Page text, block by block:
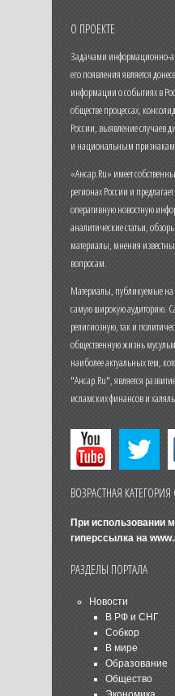
О ПРОЕКТЕ
Задачами информационно-
его появления является
информации о событиях в
обществе процессах,
России, выявление
и национальным
«Ансар.Ru» имеет
регионах России и
оперативную новостную
аналитические статьи,
материалы, мнения
вопросам.
Материалы, публикуемые
самую широкую аудиторию.
религиозную, так и
общественную жизнь
наиболее актуальных тем,
"Ансар.Ru", является
исламских финансов и
ВОЗРАСТНАЯ КАТЕГОРИЯ
При использовании
гиперссылка на
РАЗДЕЛЫ ПОРТАЛА
Новости
В РФ и СНГ
Собкор
В мире
Образование
Общество